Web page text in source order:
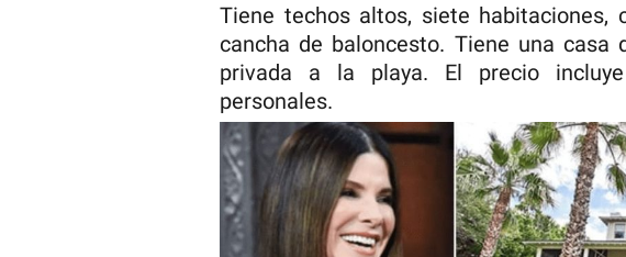
Tiene techos altos, siete habitaciones,
cancha de baloncesto. Tiene una casa
privada a la playa. El precio
personales.